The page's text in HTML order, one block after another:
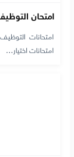
امتحان
امتحانات
امتحانات اختيار…